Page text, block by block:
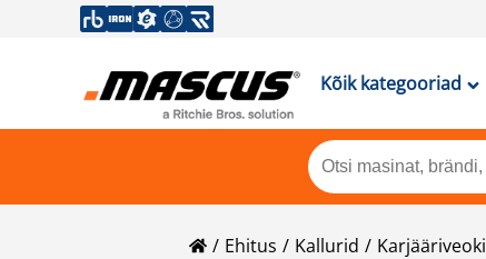
Kõik kategooriad
Ehitus Kallurid